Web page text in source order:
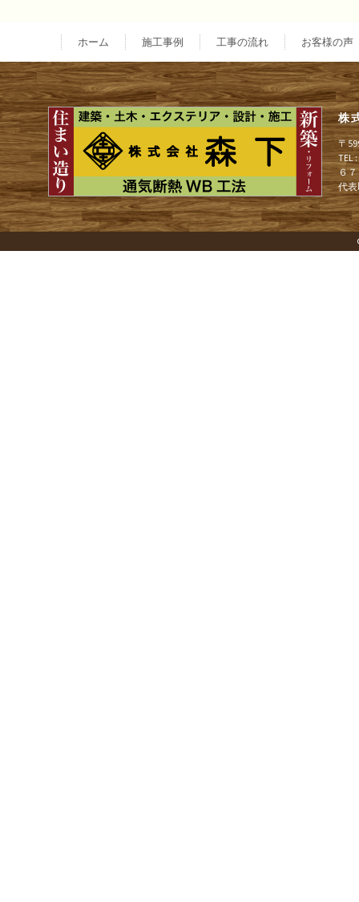
稿
ナ
ビ
ゲ
ー
ホーム 施工事例 工事の流れ お客様の声
株
〒
TEL
６
代